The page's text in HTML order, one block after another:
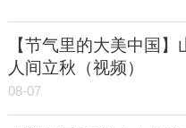
【节气里的大美中国】
人间立秋（视频）
08-07